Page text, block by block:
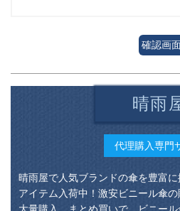
確認画
晴雨
代理購入専門
晴雨屋で人気ブランドの傘を豊富
アイテム入荷中！激安ビニール傘の
大量購入、まとめ買いで、ビニー